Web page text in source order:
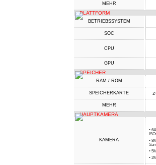
MEHR
PLATTFORM
BETRIEBSSYSTEM
SOC
CPU
GPU
SPEICHER
RAM / ROM
SPEICHERKARTE
MEHR
HAUPTKAMERA
KAMERA
•
•
•
•